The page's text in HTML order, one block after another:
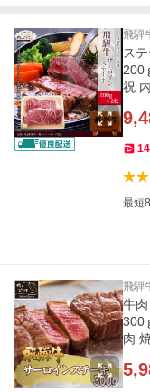
飛騨
ステーキ 肉 ギフト 飛
200
祝
14
最短
飛騨
牛
300
肉